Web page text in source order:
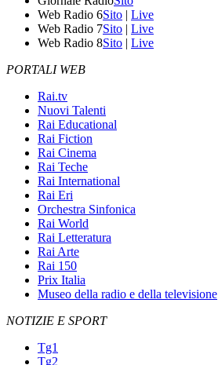
Web Radio 6Sito | Live
Web Radio 7Sito | Live
Web Radio 8Sito | Live
PORTALI WEB
Rai.tv
Nuovi Talenti
Rai Educational
Rai Fiction
Rai Cinema
Rai Teche
Rai International
Rai Eri
Orchestra Sinfonica
Rai World
Rai Letteratura
Rai Arte
Rai 150
Prix Italia
Museo della radio e della televisione
NOTIZIE E SPORT
Tg1
Tg2